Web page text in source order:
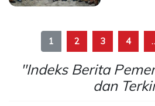
1 2 3 4
"Indeks Berita
dan